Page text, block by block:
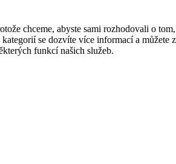
chceme, abyste sami rozhodovali o
se dozvíte více informací a můžete
funkcí našich služeb.